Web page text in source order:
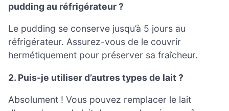
pudding au réfrigérateur ?
Le pudding se conserve jusqu’à 5 jours au
réfrigérateur. Assurez-vous de le couvrir
hermétiquement pour préserver sa fraîcheur.
2. Puis-je utiliser d’autres types de lait ?
Absolument ! Vous pouvez remplacer le lait